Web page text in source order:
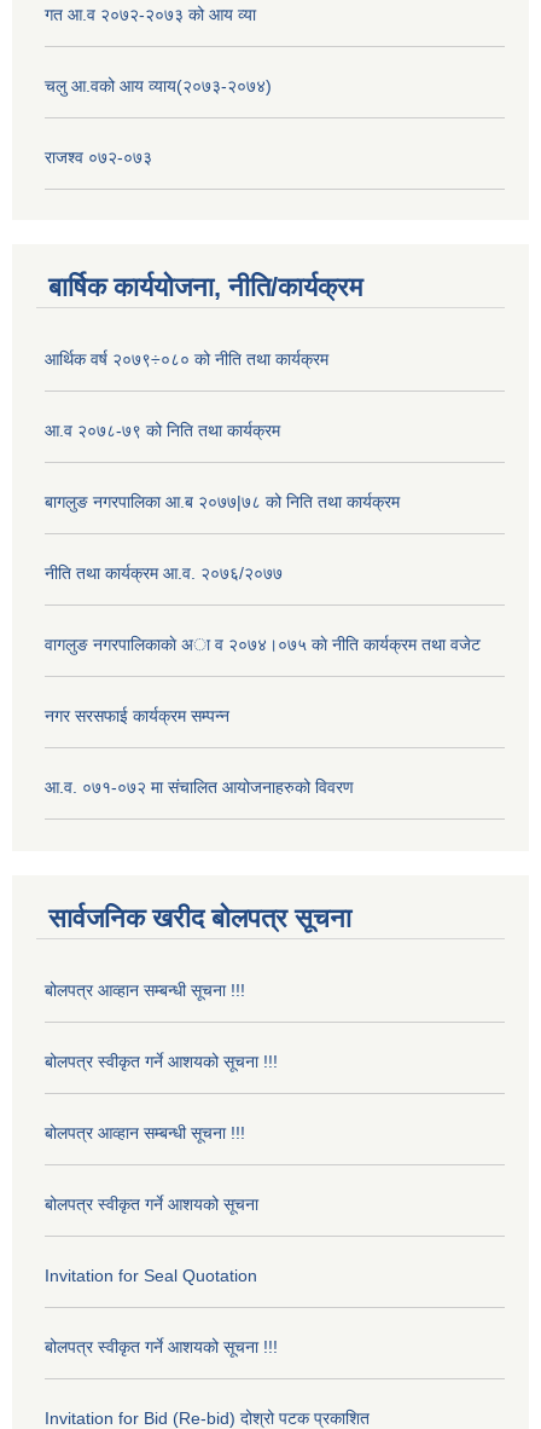
गत आ.व २०७२-२०७३ को आय व्या
चलु आ.वको आय व्याय(२०७३-२०७४)
राजश्व ०७२-०७३
बार्षिक कार्ययोजना, नीति/कार्यक्रम
आर्थिक वर्ष २०७९÷०८० को नीति तथा कार्यक्रम
आ.व २०७८-७९ को निति तथा कार्यक्रम
बागलुङ नगरपालिका आ.ब २०७७|७८ को निति तथा कार्यक्रम
नीति तथा कार्यक्रम आ.व. २०७६/२०७७
वागलुङ नगरपालिकाकाे अा‍ व २०७४।०७५ काे नीति कार्यक्रम तथा वजेट
नगर सरसफाई कार्यक्रम सम्पन्न
आ.व. ०७१-०७२ मा संचालित आयोजनाहरुको विवरण
सार्वजनिक खरीद बोलपत्र सूचना
बोलपत्र आव्हान सम्बन्धी सूचना !!!
बोलपत्र स्वीकृत गर्ने आशयको सूचना !!!
बोलपत्र आव्हान सम्बन्धी सूचना !!!
बोलपत्र स्वीकृत गर्ने आशयको सूचना
Invitation for Seal Quotation
बोलपत्र स्वीकृत गर्ने आशयको सूचना !!!
Invitation for Bid (Re-bid) दोश्रो पटक प्रकाशित